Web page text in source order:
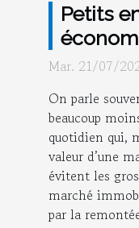
Petits
Mar. 21/07/
On parle
beaucoup
quotidien qui,
valeur d’une
évitent les
marché
par la